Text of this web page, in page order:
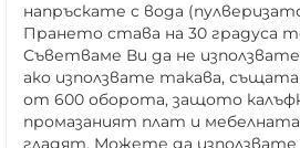
напръскате с вода
Прането става на 30 градуса
Съветваме Ви да не
ако използвате такава, същата
от 600 оборота, защото
промазаният плат и мебелната
гладят. Можете да използвате